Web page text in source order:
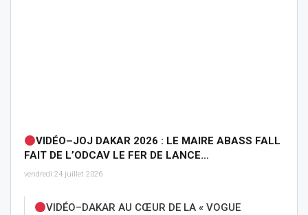
VIDÉO–JOJ DAKAR 2026 : LE MAIRE ABASS FALL
FAIT DE L’ODCAV LE FER DE LANCE…
vendredi 24 juillet 2026
VIDÉO–DAKAR AU CŒUR DE LA « VOGUE